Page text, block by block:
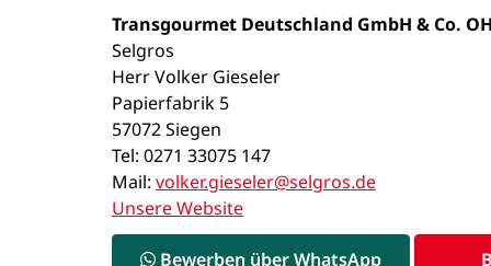
Transgourmet Deutschland GmbH & Co.
Selgros
Herr Volker Gieseler
Papierfabrik 5
57072 Siegen
Tel: 0271 33075 147
Mail: volker.gieseler@selgros.de
Unsere Website
Bewerben über WhatsApp